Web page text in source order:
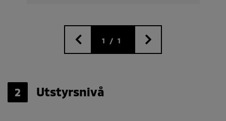
1 / 1
2 Utstyrsnivå